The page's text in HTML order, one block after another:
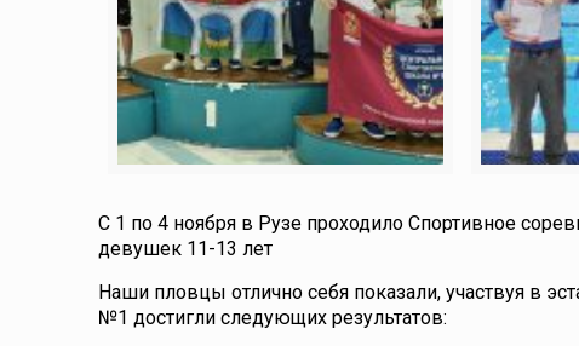
С 1 по 4 ноября в Рузе проходило Спортивное
девушек 11-13 лет
Наши пловцы отлично себя показали, участвуя в
№1 достигли следующих результатов: